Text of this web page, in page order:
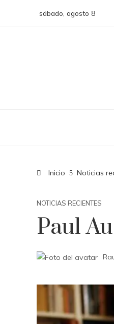
sábado, agosto 8
Inicio Noticias
NOTICIAS RECIENTES
Paul